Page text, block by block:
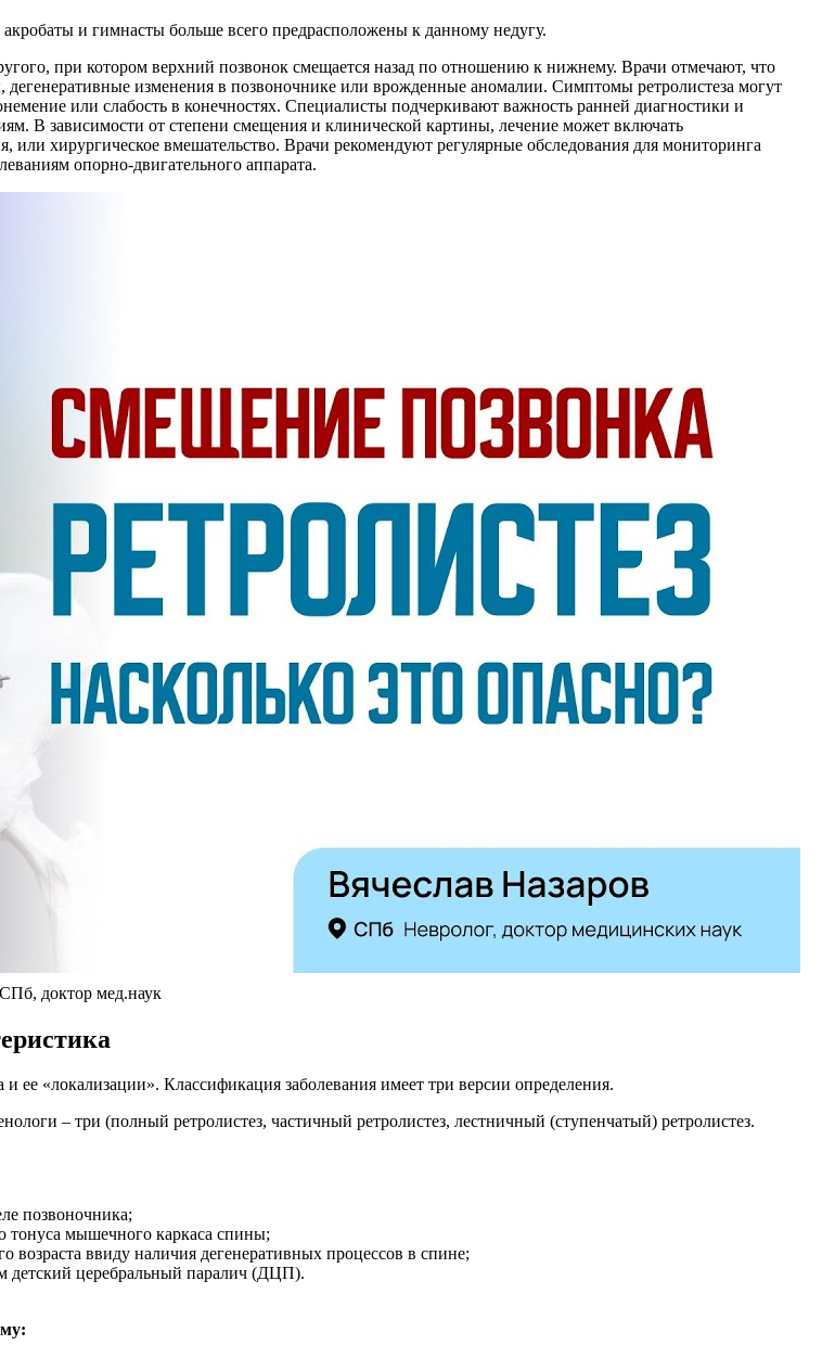
и гимнасты больше всего предрасположены к данному недугу.
при котором верхний позвонок смещается назад по отношению к нижнему. Врачи отмечают, что
изменения в позвоночнике или врожденные аномалии. Симптомы ретролистеза могут
или слабость в конечностях. Специалисты подчеркивают важность ранней диагностики и
В зависимости от степени смещения и клинической картины, лечение может включать
или хирургическое вмешательство. Врачи рекомендуют регулярные обследования для мониторинга
опорно-двигательного аппарата.
доктор мед.наук
ее «локализации». Классификация заболевания имеет три версии определения.
– три (полный ретролистез, частичный ретролистез, лестничный (ступенчатый) ретролистез.
позвоночника;
тонуса мышечного каркаса спины;
возраста ввиду наличия дегенеративных процессов в спине;
детский церебральный паралич (ДЦП).